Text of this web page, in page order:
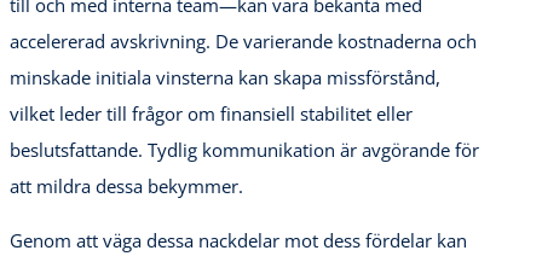
till och med interna team—kan vara bekanta med
accelererad avskrivning. De varierande kostnaderna och
minskade initiala vinsterna kan skapa missförstånd,
vilket leder till frågor om finansiell stabilitet eller
beslutsfattande. Tydlig kommunikation är avgörande för
att mildra dessa bekymmer.
Genom att väga dessa nackdelar mot dess fördelar kan